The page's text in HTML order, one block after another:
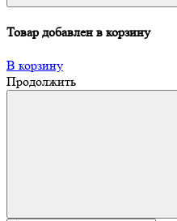
Товар добавлен в корзину
В корзину
Продолжить